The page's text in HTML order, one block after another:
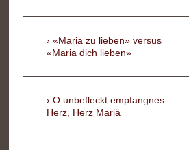
«Maria zu lieben» versus
«Maria dich lieben»
O unbefleckt empfangnes
Herz, Herz Mariä